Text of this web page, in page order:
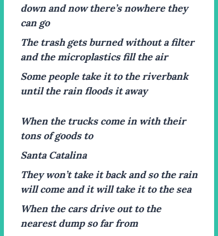
down and now there’s nowhere they
can go
The trash gets burned without a filter
and the microplastics fill the air
Some people take it to the riverbank
until the rain floods it away
When the trucks come in with their
tons of goods to
Santa Catalina
They won’t take it back and so the rain
will come and it will take it to the sea
When the cars drive out to the
nearest dump so far from